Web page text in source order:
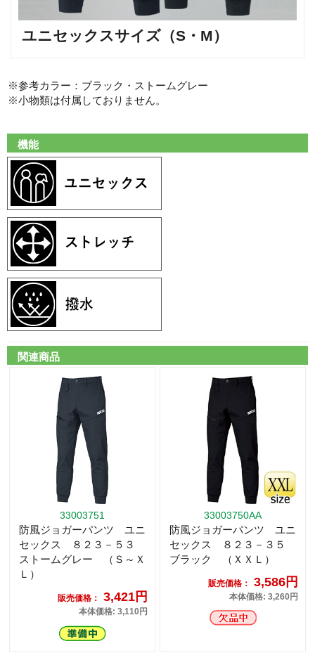
ユニセックスサイズ（S・M）
※参考カラー：ブラック・ストームグレー
※小物類は付属しておりません。
機能
関連商品
33003751
防風ジョガーパンツ ユニ
セックス ８２３－５３
ストームグレー （Ｓ～Ｘ
Ｌ）
販売価格： 3,421円
本体価格: 3,110円
33003750AA
防風ジョガーパンツ ユニ
セックス ８２３－３５
ブラック （ＸＸＬ）
販売価格： 3,586円
本体価格: 3,260円